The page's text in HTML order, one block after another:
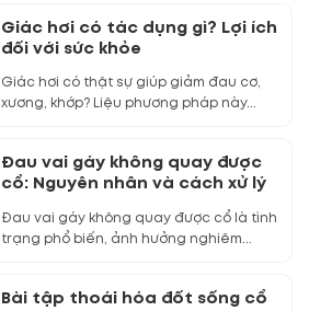
Giác hơi có tác dụng gì? Lợi ích
đối với sức khỏe
Giác hơi có thật sự giúp giảm đau cơ,
xương, khớp? Liệu phương pháp này...
Đau vai gáy không quay được
cổ: Nguyên nhân và cách xử lý
Đau vai gáy không quay được cổ là tình
trạng phổ biến, ảnh hưởng nghiêm...
Bài tập thoái hóa đốt sống cổ